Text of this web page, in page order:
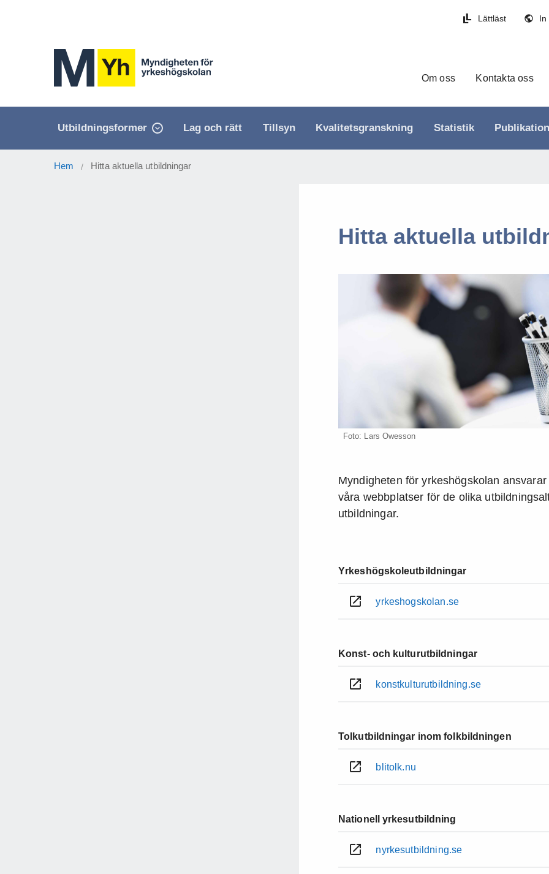
Lättläst In
Om oss Kontakta oss
Utbildningsformer Lag och rätt Tillsyn Kvalitetsgranskning Statistik
Hem / Hitta aktuella utbildningar
Hitta aktuella
Foto: Lars Owesson
Myndigheten för yrkeshögskolan
våra webbplatser för de olika
utbildningar.
Yrkeshögskoleutbildningar
yrkeshogskolan.se
Konst- och kulturutbildningar
konstkulturutbildning.se
Tolkutbildningar inom folkbildningen
blitolk.nu
Nationell yrkesutbildning
nyrkesutbildning.se